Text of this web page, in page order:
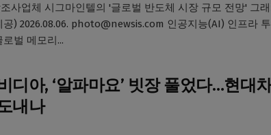
사업체 시그마인텔의 '글로벌 반도체 시장 규모 전망' 그
공) 2026.08.06. photo@newsis.com 인공지능(AI) 인프라
로벌 메모리...
디아, ‘알파마요’ 빗장 풀었다…현대
내나